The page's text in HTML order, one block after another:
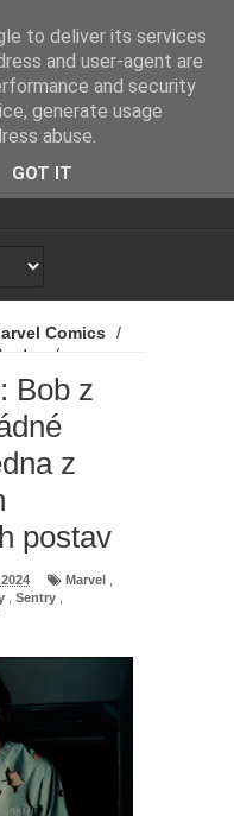
Comics
/
/
není žádné
Bob z
z
postav
Marvel
Sentry
to deliver its services
and user-agent are
and security
generate usage
abuse.
GOT IT